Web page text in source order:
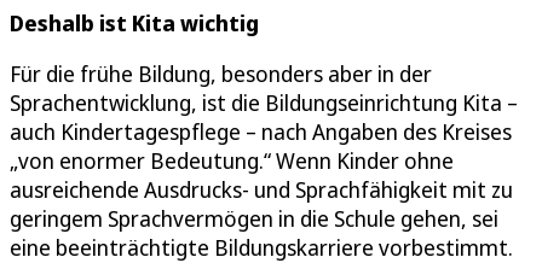
Deshalb ist Kita wichtig
Für die frühe Bildung, besonders aber in der
Sprachentwicklung, ist die Bildungseinrichtung Kita –
auch Kindertagespflege – nach Angaben des Kreises
„von enormer Bedeutung.“ Wenn Kinder ohne
ausreichende Ausdrucks- und Sprachfähigkeit mit zu
geringem Sprachvermögen in die Schule gehen, sei
eine beeinträchtigte Bildungskarriere vorbestimmt.